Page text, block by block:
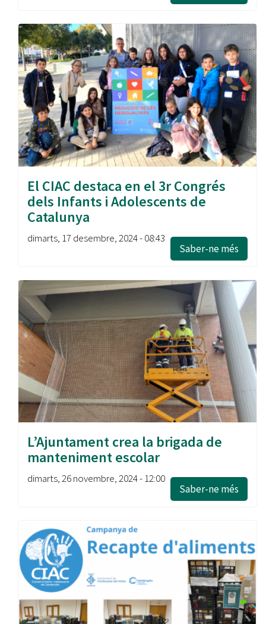
El CIAC destaca en el 3r Congrés
dels Infants i Adolescents de
Catalunya
dimarts, 17 desembre, 2024 - 08:43
Saber-ne més
L’Ajuntament crea la brigada de
manteniment escolar
dimarts, 26 novembre, 2024 - 12:00
Saber-ne més